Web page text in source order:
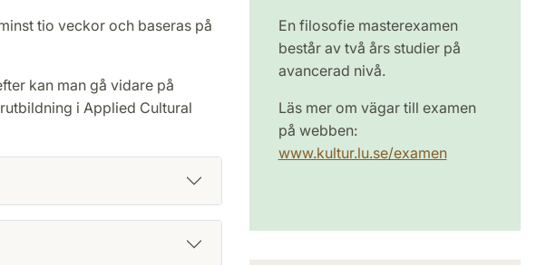
tio veckor och baseras på
kan man gå vidare på
i Applied Cultural
En filosofie masterexamen
består av två års studier på
avancerad nivå.
Läs mer om vägar till examen
på webben:
www.kultur.lu.se/examen